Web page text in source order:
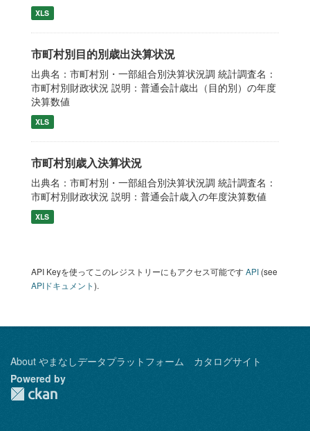
XLS
市町村別目的別歳出決算状況
出典名：市町村別・一部組合別決算状況調 統計調査名：
市町村別財政状況 説明：普通会計歳出（目的別）の年度
決算数値
XLS
市町村別歳入決算状況
出典名：市町村別・一部組合別決算状況調 統計調査名：
市町村別財政状況 説明：普通会計歳入の年度決算数値
XLS
API Keyを使ってこのレジストリーにもアクセス可能ですAPI (see
APIドキュメント).
About やまなしデータプラットフォーム カタログサイト
Powered by